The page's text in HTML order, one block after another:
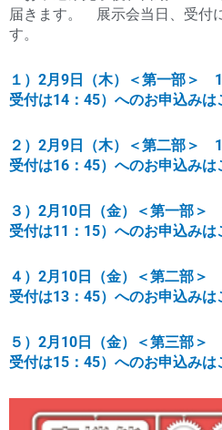
届きます。 展示会当日、受付
す。
１）2月9日（木）＜第一部＞
受付は14：45）へのお申込みは
２）2月9日（木）＜第二部＞
受付は16：45）へのお申込みは
３）2月10日（金）＜第一部
受付は11：15）へのお申込みは
４）2月10日（金）＜第二部
受付は13：45）へのお申込みは
５）2月10日（金）＜第三部
受付は15：45）へのお申込みは